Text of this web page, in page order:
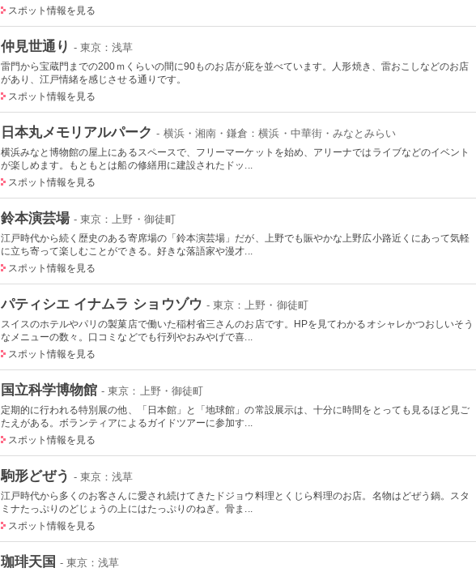
スポット情報を見る
仲見世通り - 東京：浅草
雷門から宝蔵門までの200ｍくらいの間に90ものお店が庇を並べています。人形焼き、雷おこしなどのお店
があり、江戸情緒を感じさせる通りです。
スポット情報を見る
日本丸メモリアルパーク - 横浜・湘南・鎌倉：横浜・中華街・みなとみらい
横浜みなと博物館の屋上にあるスペースで、フリーマーケットを始め、アリーナではライブなどのイベント
が楽しめます。もともとは船の修繕用に建設されたドッ...
スポット情報を見る
鈴本演芸場 - 東京：上野・御徒町
江戸時代から続く歴史のある寄席場の「鈴本演芸場」だが、上野でも賑やかな上野広小路近くにあって気軽
に立ち寄って楽しむことができる。好きな落語家や漫才...
スポット情報を見る
パティシエ イナムラ ショウゾウ - 東京：上野・御徒町
スイスのホテルやパリの製菓店で働いた稲村省三さんのお店です。HPを見てわかるオシャレかつおしいそう
なメニューの数々。口コミなどでも行列やおみやげで喜...
スポット情報を見る
国立科学博物館 - 東京：上野・御徒町
定期的に行われる特別展の他、「日本館」と「地球館」の常設展示は、十分に時間をとっても見るほど見ご
たえがある。ボランティアによるガイドツアーに参加す...
スポット情報を見る
駒形どぜう - 東京：浅草
江戸時代から多くのお客さんに愛され続けてきたドジョウ料理とくじら料理のお店。名物はどぜう鍋。スタ
ミナたっぷりのどじょうの上にはたっぷりのねぎ。骨ま...
スポット情報を見る
珈琲天国 - 東京：浅草